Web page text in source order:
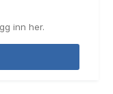
inn her.